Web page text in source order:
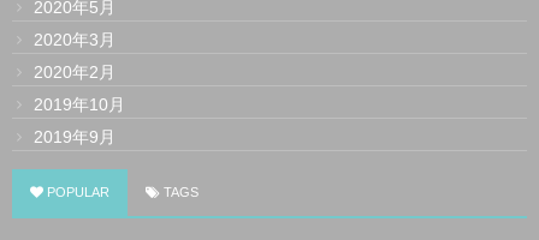
2020年5月
2020年3月
2020年2月
2019年10月
2019年9月
POPULAR TAGS